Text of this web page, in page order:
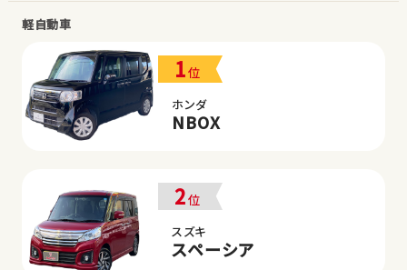
軽自動車
1位
ホンダ
NBOX
2位
スズキ
スペーシア